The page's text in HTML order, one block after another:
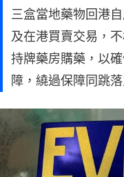
三盒當地藥物回港
及在港買賣交易，
持牌藥房購藥，以
障，繞過保障同跳